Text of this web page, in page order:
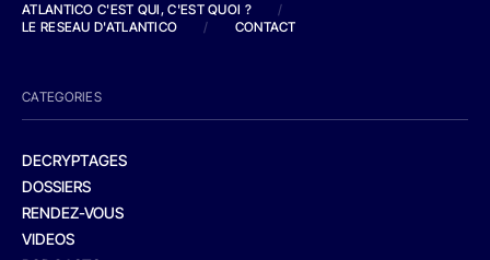
ATLANTICO C'EST QUI, C'EST QUOI ?
/
LE RESEAU D'ATLANTICO
/ CONTACT
CATEGORIES
DECRYPTAGES
DOSSIERS
RENDEZ-VOUS
VIDEOS